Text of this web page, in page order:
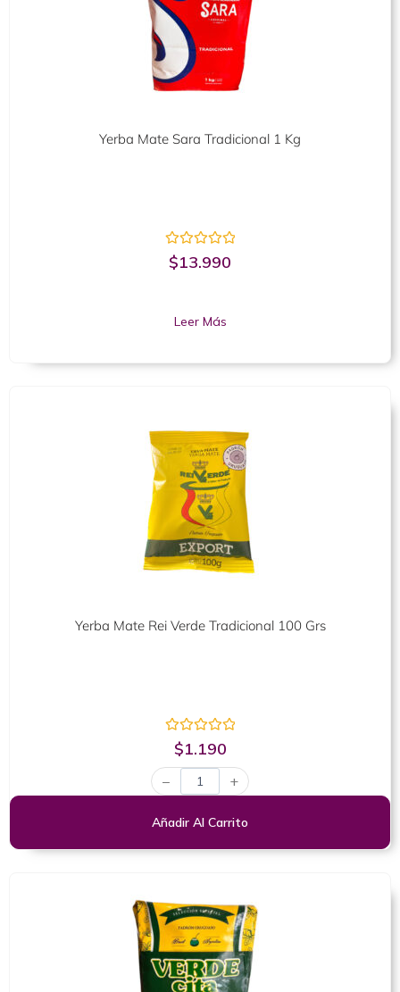
Yerba Mate Sara Tradicional 1 Kg
Valorado
con
$13.990
Leer Más
Yerba Mate Rei Verde Tradicional 100 Grs
Valorado
con
0
de
5
$1.190
− +
Añadir Al Carrito